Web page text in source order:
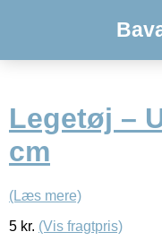
Legetøj –
cm
(Læs mere)
5 kr. (Vis fragtpris)